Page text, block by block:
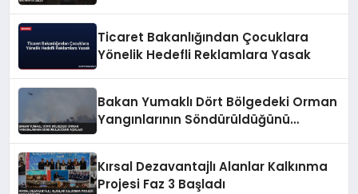
Ticaret Bakanlığından Çocuklara
Yönelik Hedefli Reklamlara Yasak
Bakan Yumaklı Dört Bölgedeki Orman
Yangınlarının Söndürüldüğünü
Kırsal Dezavantajlı Alanlar Kalkınma
Projesi Faz 3 Başladı